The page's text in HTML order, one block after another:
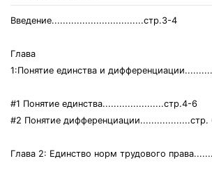
Введение.................................стр.3-4
Глава
1:Понятие единства и
#1 Понятие единства......................стр.4-6
#2 Понятие дифференциации..................стр.
Глава 2: Единство норм трудового